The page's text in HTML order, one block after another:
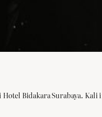
Bidakara Surabaya.